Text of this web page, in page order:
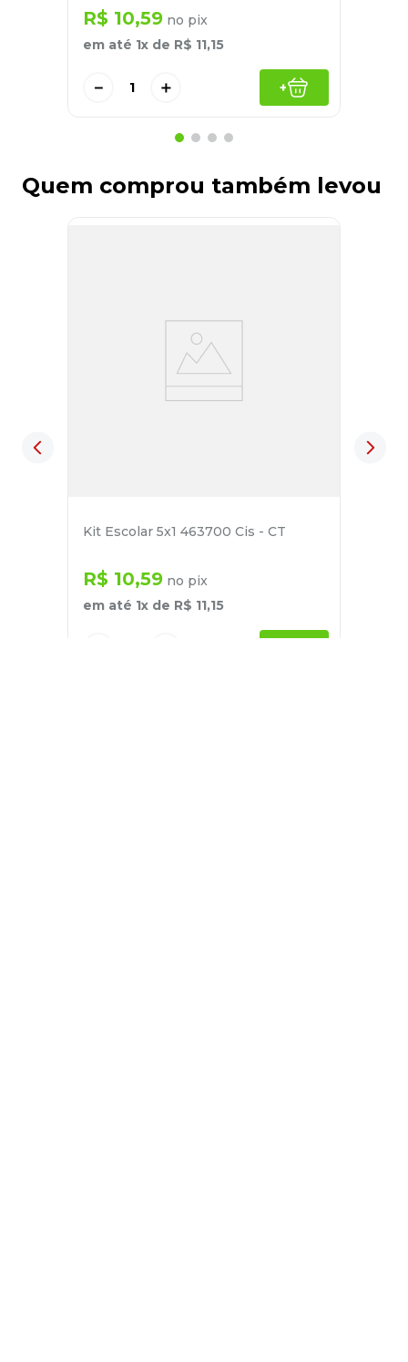
R$ 10,59 no pix
em até 1x de R$ 11,15
＋
－ +
Quem comprou também levou
Kit Escolar 5x1 463700 Cis - CT
R$ 10,59 no pix
em até 1x de R$ 11,15